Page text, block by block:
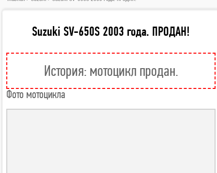
Suzuki SV-650S 2003 года. ПРОДАН!
История: мотоцикл продан.
Фото мотоцикла